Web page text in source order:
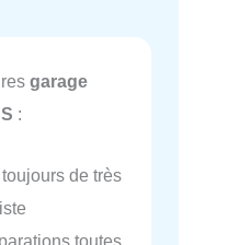
garage
:
de très
toutes